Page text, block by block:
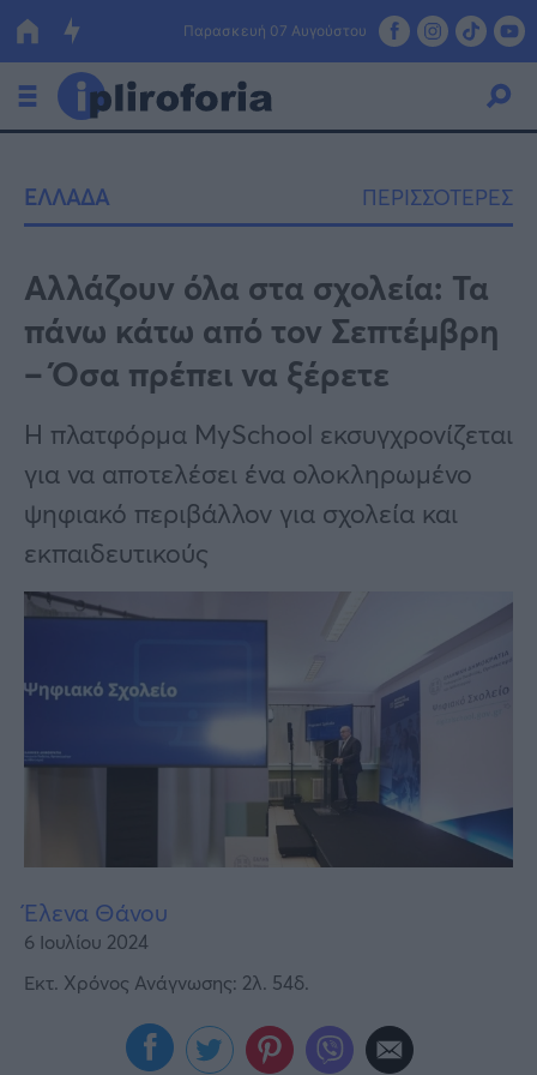
Παρασκευή 07 Αυγούστου
Οικονομία
Πολιτική
Τράπεζες
Επιδοτήσεις
ΕΣΠΑ
Κόσμος
Lifestyle
Αθλητικά
Υγεία
Γυναίκα
ΕΛΛΑΔΑ ΠΕΡΙΣΣΟΤΕΡΕΣ
Αλλάζουν όλα στα σχολεία: Τα
πάνω κάτω από τον Σεπτέμβρη
– Όσα πρέπει να ξέρετε
Η πλατφόρμα MySchool εκσυγχρονίζεται
για να αποτελέσει ένα ολοκληρωμένο
ψηφιακό περιβάλλον για σχολεία και
εκπαιδευτικούς
Έλενα Θάνου
6 Ιουλίου 2024
Εκτ. Χρόνος Ανάγνωσης: 2λ. 54δ.